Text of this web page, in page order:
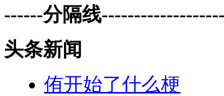
------分隔线
头条新闻
侑开始了什么梗